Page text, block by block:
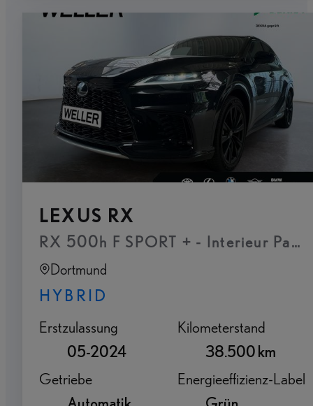
LEXUS RX
RX 500h F SPORT + - Interieur
Dortmund
HYBRID
Erstzulassung
05-2024
Kilometerstand
38.500 km
Getriebe
Energieeffizienz-Label